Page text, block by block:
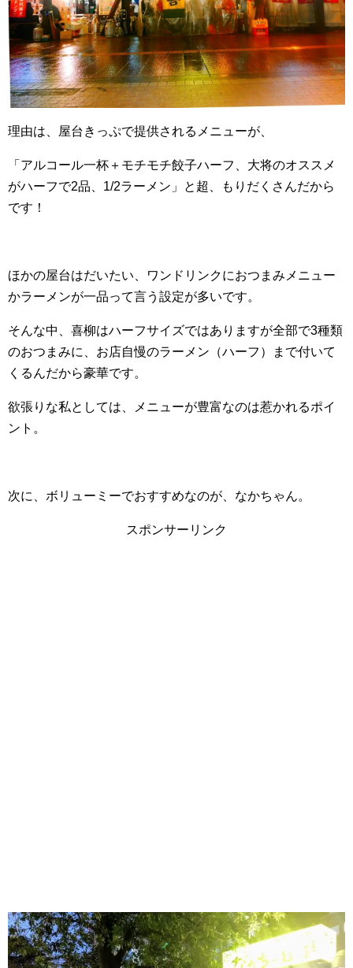
理由は、屋台きっぷで提供されるメニューが、
「アルコール一杯＋モチモチ餃子ハーフ、大将のオススメ
がハーフで2品、1/2ラーメン」と超、もりだくさんだから
です！
ほかの屋台はだいたい、ワンドリンクにおつまみメニュー
かラーメンが一品って言う設定が多いです。
そんな中、喜柳はハーフサイズではありますが全部で3種類
のおつまみに、お店自慢のラーメン（ハーフ）まで付いて
くるんだから豪華です。
欲張りな私としては、メニューが豊富なのは惹かれるポイ
ント。
次に、ボリューミーでおすすめなのが、なかちゃん。
スポンサーリンク